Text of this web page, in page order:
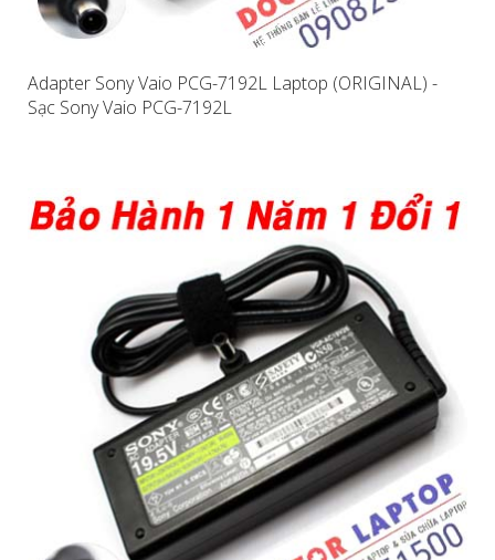
Adapter Sony Vaio PCG-7192L Laptop (ORIGINAL) -
Sạc Sony Vaio PCG-7192L